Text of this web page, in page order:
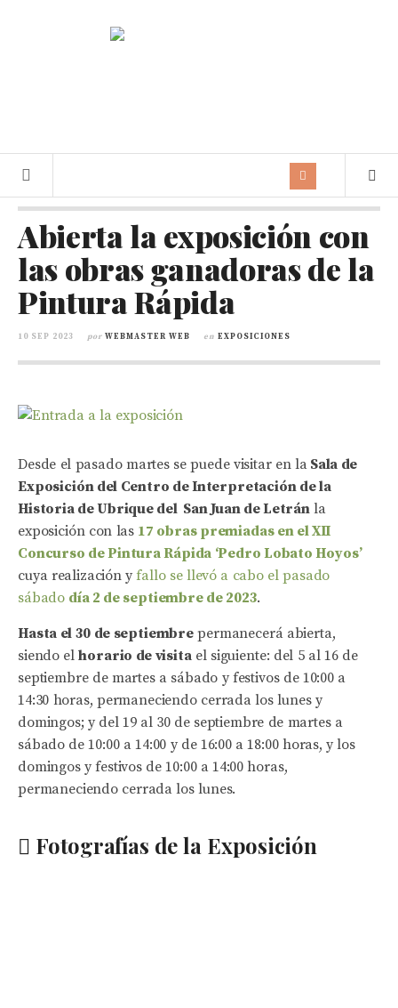
Abierta la exposición con
las obras ganadoras de la
Pintura Rápida
10 SEP 2023 por WEBMASTER WEB en EXPOSICIONES
Desde el pasado martes se puede visitar en laSala de
Exposición del Centro de Interpretación de la
Historia de Ubrique del San Juan de Letránla
exposición con las 17 obras premiadas en el XII
Concurso de Pintura Rápida ‘Pedro Lobato Hoyos’
cuya realización yfallo se llevó a cabo el pasado
sábado día 2 de septiembre de 2023.
Hasta el 30 de septiembrepermanecerá abierta,
siendo elhorario de visitael siguiente: del 5 al 16 de
septiembre de martes a sábado y festivos de 10:00 a
14:30 horas, permaneciendo cerrada los lunes y
domingos; y del 19 al 30 de septiembre de martes a
sábado de 10:00 a 14:00 y de 16:00 a 18:00 horas, y los
domingos y festivos de 10:00 a 14:00 horas,
permaneciendo cerrada los lunes.
Fotografías de la Exposición